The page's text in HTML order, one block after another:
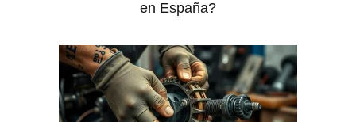
en España?